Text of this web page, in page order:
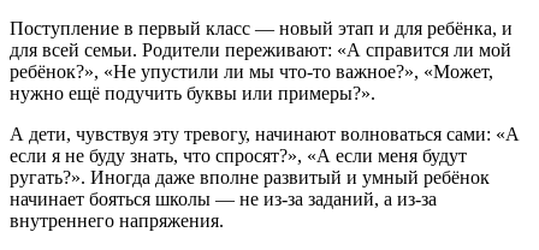
Поступление в первый класс — новый этап и для ребёнка, и
для всей семьи. Родители переживают: «А справится ли мой
ребёнок?», «Не упустили ли мы что-то важное?», «Может,
нужно ещё подучить буквы или примеры?».
А дети, чувствуя эту тревогу, начинают волноваться сами: «А
если я не буду знать, что спросят?», «А если меня будут
ругать?». Иногда даже вполне развитый и умный ребёнок
начинает бояться школы — не из-за заданий, а из-за
внутреннего напряжения.